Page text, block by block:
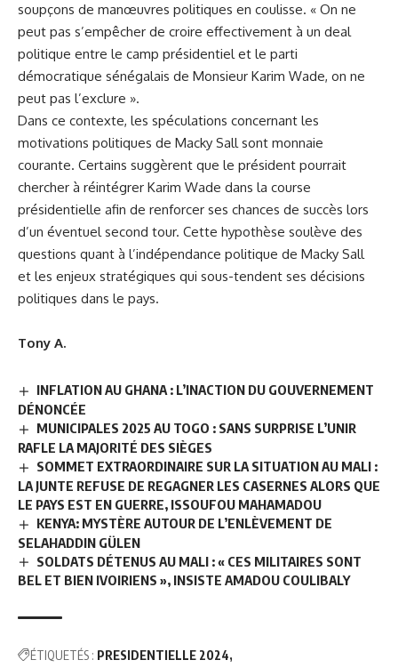
soupçons de manœuvres politiques en coulisse. « On ne
peut pas s’empêcher de croire effectivement à un deal
politique entre le camp présidentiel et le parti
démocratique sénégalais de Monsieur Karim Wade, on ne
peut pas l’exclure ».
Dans ce contexte, les spéculations concernant les
motivations politiques de Macky Sall sont monnaie
courante. Certains suggèrent que le président pourrait
chercher à réintégrer Karim Wade dans la course
présidentielle afin de renforcer ses chances de succès lors
d’un éventuel second tour. Cette hypothèse soulève des
questions quant à l’indépendance politique de Macky Sall
et les enjeux stratégiques qui sous-tendent ses décisions
politiques dans le pays.
Tony A.
INFLATION AU GHANA : L’INACTION DU GOUVERNEMENT
DÉNONCÉE
MUNICIPALES 2025 AU TOGO : SANS SURPRISE L’UNIR
RAFLE LA MAJORITÉ DES SIÈGES
SOMMET EXTRAORDINAIRE SUR LA SITUATION AU MALI :
LA JUNTE REFUSE DE REGAGNER LES CASERNES ALORS QUE
LE PAYS EST EN GUERRE, ISSOUFOU MAHAMADOU
KENYA: MYSTÈRE AUTOUR DE L’ENLÈVEMENT DE
SELAHADDIN GÜLEN
SOLDATS DÉTENUS AU MALI : « CES MILITAIRES SONT
BEL ET BIEN IVOIRIENS », INSISTE AMADOU COULIBALY
ÉTIQUETÉS : PRESIDENTIELLE 2024